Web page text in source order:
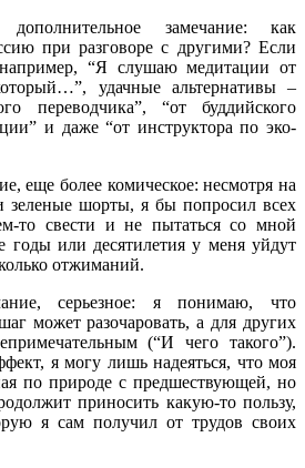
замечание: как
при разговоре с другими? Если
“Я слушаю медитации от
удачные альтернативы –
переводчика”, “от буддийского
и даже “от инструктора по эко-
еще более комическое: несмотря на
зеленые шорты, я бы попросил всех
то свести и не пытаться со мной
годы или десятилетия у меня уйдут
отжиманий.
серьезное: я понимаю, что
может разочаровать, а для других
(“И чего такого”).
я могу лишь надеяться, что моя
по природе с предшествующей, но
приносить какую-то пользу,
я сам получил от трудов своих